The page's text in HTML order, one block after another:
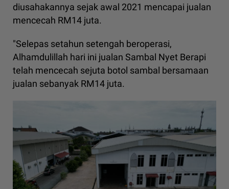
diusahakannya sejak awal 2021 mencapai jualan
mencecah RM14 juta.
"Selepas setahun setengah beroperasi,
Alhamdulillah hari ini jualan Sambal Nyet Berapi
telah mencecah sejuta botol sambal bersamaan
jualan sebanyak RM14 juta.